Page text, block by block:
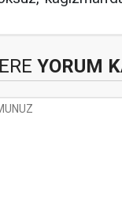
YORUM